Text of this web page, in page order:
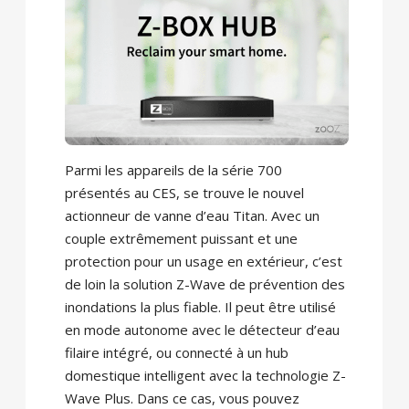
Parmi les appareils de la série 700
présentés au CES, se trouve le nouvel
actionneur de vanne d’eau Titan. Avec un
couple extrêmement puissant et une
protection pour un usage en extérieur, c’est
de loin la solution Z-Wave de prévention des
inondations la plus fiable. Il peut être utilisé
en mode autonome avec le détecteur d’eau
filaire intégré, ou connecté à un hub
domestique intelligent avec la technologie Z-
Wave Plus. Dans ce cas, vous pouvez